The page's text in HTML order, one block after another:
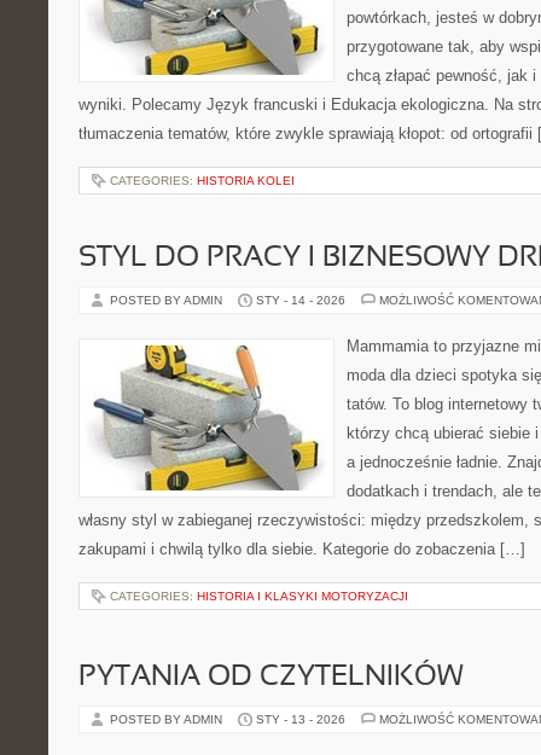
powtórkach, jesteś w
przygotowane tak, aby
chcą złapać pewność, jak
wyniki. Polecamy Język francuski i Edukacja ekologiczna. Na
tłumaczenia tematów, które zwykle sprawiają kłopot: od
CATEGORIES: HISTORIA KOLEI
STYL DO PRACY I BIZNESOWY
POSTED BY ADMIN STY - 14 - 2026 MOŻLIWOŚĆ
Mammamia to przyjazne
moda dla dzieci spotyka
tatów. To blog internetowy
którzy chcą ubierać siebie
a jednocześnie ładnie.
dodatkach i trendach, ale
własny styl w zabieganej rzeczywistości: między przedszkolem,
zakupami i chwilą tylko dla siebie. Kategorie do zobaczenia […]
CATEGORIES: HISTORIA I KLASYKI MOTORYZACJI
PYTANIA OD CZYTELNIKÓW
POSTED BY ADMIN STY - 13 - 2026 MOŻLIWOŚĆ